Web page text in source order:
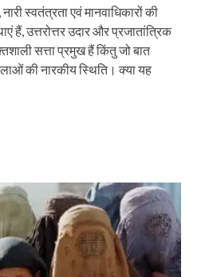
स्वतंत्रता एवं मानवाधिकारों की
हैं, उत्तरोत्तर उदार और प्रजातांत्रिक
सत्ता प्रमुख हैं किंतु जो बात
की नारकीय स्थिति। क्या यह